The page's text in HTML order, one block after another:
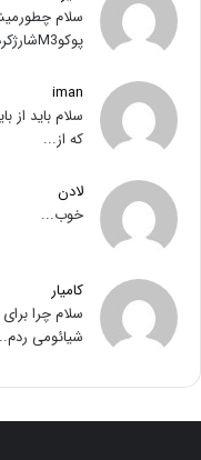
سلام
پوکوM3شارژکرد؟ لطف...
iman
سلام باید
که از...
لادن
خوب...
کامیار
شیائومی